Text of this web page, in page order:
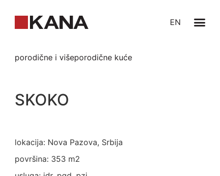
EN
porodične i višeporodične kuće
SKOKO
lokacija: Nova Pazova, Srbija
površina: 353 m2